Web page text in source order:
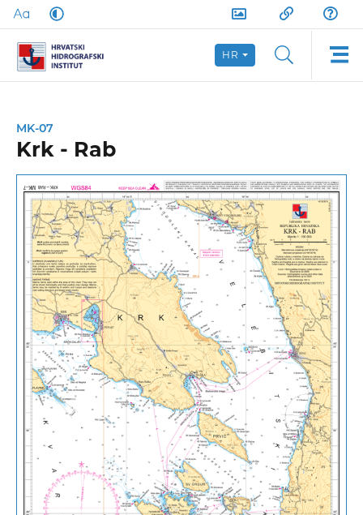
HR
MK-07
Krk - Rab